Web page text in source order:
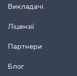
Викладачі
Ліцензії
Партнери
Блог